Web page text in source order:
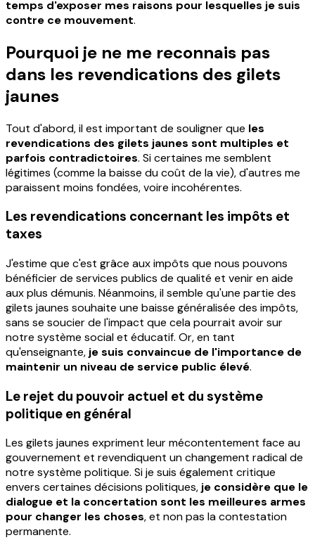
temps d'exposer mes raisons pour lesquelles je suis
contre ce mouvement.
Pourquoi je ne me reconnais pas
dans les revendications des gilets
jaunes
Tout d'abord, il est important de souligner que les
revendications des gilets jaunes sont multiples et
parfois contradictoires. Si certaines me semblent
légitimes (comme la baisse du coût de la vie), d'autres me
paraissent moins fondées, voire incohérentes.
Les revendications concernant les impôts et
taxes
J'estime que c'est grâce aux impôts que nous pouvons
bénéficier de services publics de qualité et venir en aide
aux plus démunis. Néanmoins, il semble qu'une partie des
gilets jaunes souhaite une baisse généralisée des impôts,
sans se soucier de l'impact que cela pourrait avoir sur
notre système social et éducatif. Or, en tant
qu'enseignante, je suis convaincue de l'importance de
maintenir un niveau de service public élevé.
Le rejet du pouvoir actuel et du système
politique en général
Les gilets jaunes expriment leur mécontentement face au
gouvernement et revendiquent un changement radical de
notre système politique. Si je suis également critique
envers certaines décisions politiques, je considère que le
dialogue et la concertation sont les meilleures armes
pour changer les choses, et non pas la contestation
permanente.